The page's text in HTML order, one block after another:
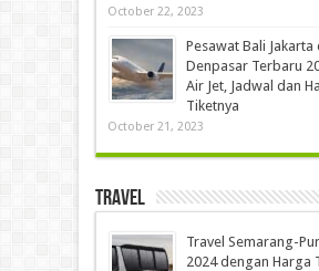
October 22, 2023
Pesawat Bali Jakarta
Denpasar Terbaru
Air Jet, Jadwal dan
Tiketnya
October 21, 2023
Travel
Travel Semarang-
2024 dengan Harga